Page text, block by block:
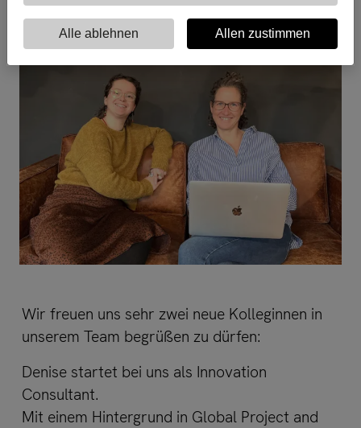
Wir freuen uns sehr zwei neue Kolleginnen in
unserem Team begrüßen zu dürfen:
Denise startet bei uns als Innovation
Consultant.
Mit einem Hintergrund in Global Project and
Alle ablehnen Allen zustimmen